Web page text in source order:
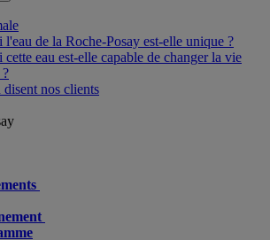
l'eau de la Roche-Posay est-elle unique ?
cette eau est-elle capable de changer la vie
?
disent nos clients